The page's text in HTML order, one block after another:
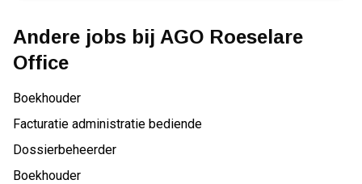
Andere jobs bij AGO Roeselare
Office
Boekhouder
Facturatie administratie bediende
Dossierbeheerder
Boekhouder